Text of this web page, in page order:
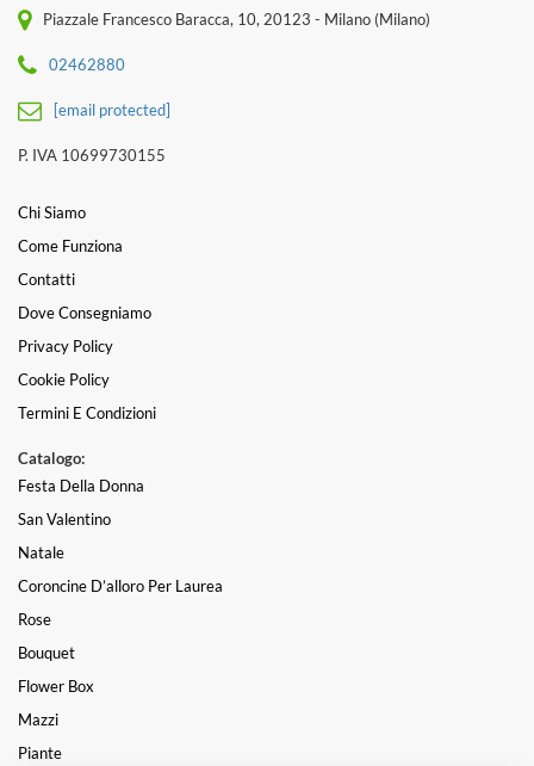
Piazzale Francesco Baracca, 10, 20123 - Milano (Milano)
02462880
[email protected]
P. IVA 10699730155
Chi Siamo
Come Funziona
Contatti
Dove Consegniamo
Privacy Policy
Cookie Policy
Termini E Condizioni
Catalogo:
Festa Della Donna
San Valentino
Natale
Coroncine D’alloro Per Laurea
Rose
Bouquet
Flower Box
Mazzi
Piante